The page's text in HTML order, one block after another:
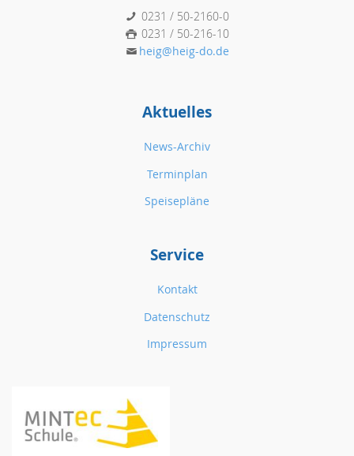
0231 / 50-2160-0
0231 / 50-216-10
heig@heig-do.de
Aktuelles
News-Archiv
Terminplan
Speisepläne
Service
Kontakt
Datenschutz
Impressum